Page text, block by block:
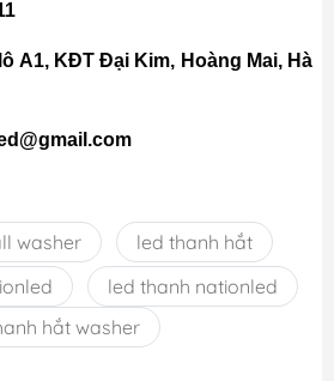
A1, KĐT Đại Kim, Hoàng Mai, Hà
washer
led thanh hắt
led thanh nationled
hắt washer